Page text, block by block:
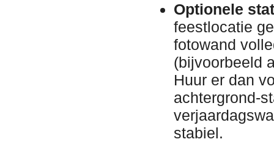
Optionele
feestlocatie
fotowand
(bijvoorbeeld
Huur er dan
achtergrond-
stabiel.